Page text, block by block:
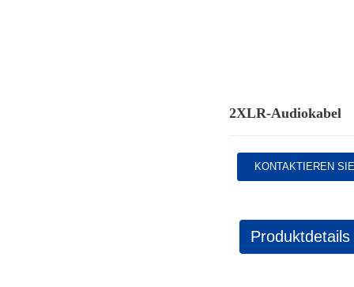
2XLR-Audiokabel
KONTAKTIEREN
Produktdetails